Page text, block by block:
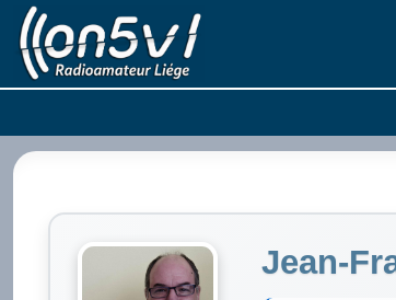
Aller
au
contenu
Jean-